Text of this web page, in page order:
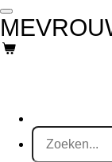
Ga
direct
naar
de